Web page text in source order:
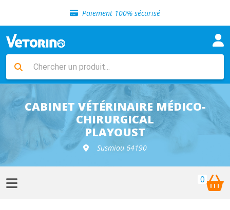
Paiement 100% sécurisé
Livraison gratuite en clinique vétérinaire
Sélection de croquettes vétérinaire
Livraison gratuite en clinique vétérinaire
Retour gratuit en clinique
Sélection de croquettes vétérinaire
CABINET VÉTÉRINAIRE MÉDICO-
CHIRURGICAL
PLAYOUST
Susmiou 64190
0